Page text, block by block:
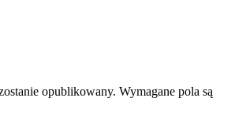
opublikowany. Wymagane pola są